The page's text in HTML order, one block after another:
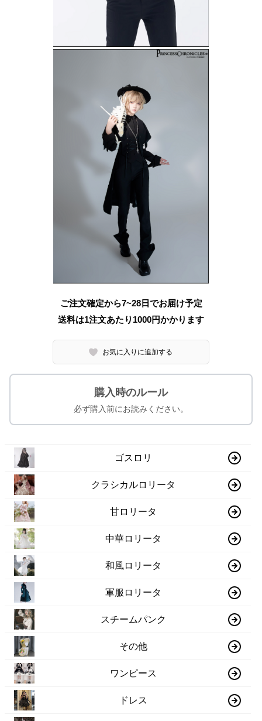
ご注文確定から7~28日でお届け予定
送料は1注文あたり 1000円かかります
お気に入りに追加する
購入時のルール
必ず購入前にお読みください。
ゴスロリ
クラシカルロリータ
甘ロリータ
中華ロリータ
和風ロリータ
軍服ロリータ
スチームパンク
その他
ワンピース
ドレス